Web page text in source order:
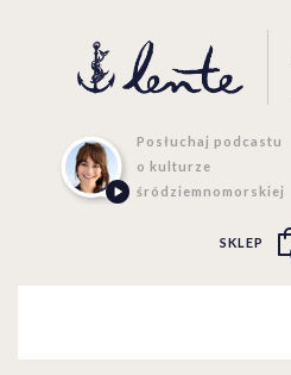
Posłuchaj podcastu
o kulturze
śródziemnomorskiej
SKLEP